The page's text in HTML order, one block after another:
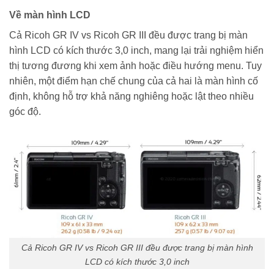
Về màn hình LCD
Cả Ricoh GR IV vs Ricoh GR III đều được trang bị màn
hình LCD có kích thước 3,0 inch, mang lại trải nghiệm hiển
thị tương đương khi xem ảnh hoặc điều hướng menu. Tuy
nhiên, một điểm hạn chế chung của cả hai là màn hình cố
định, không hỗ trợ khả năng nghiêng hoặc lật theo nhiều
góc độ.
Cả Ricoh GR IV vs Ricoh GR III đều được trang bị màn hình
LCD có kích thước 3,0 inch